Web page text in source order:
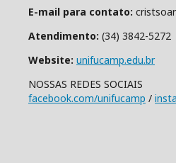
E-mail para contato:
Atendimento: (34) 3842-5272
Website: unifucamp.edu.br
NOSSAS REDES SOCIAIS
facebook.com/unifucamp /